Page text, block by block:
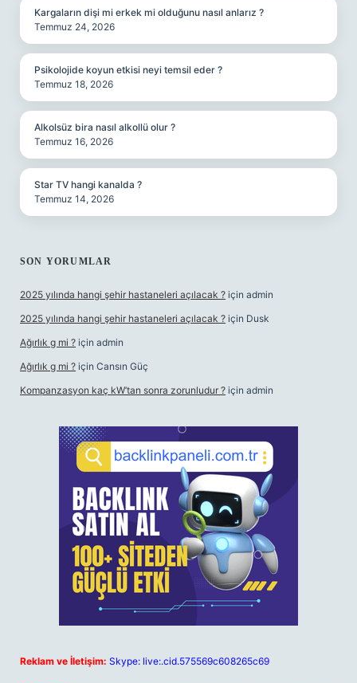
Kargaların dişi mi erkek mi olduğunu nasıl anlarız ?
Temmuz 24, 2026
Psikolojide koyun etkisi neyi temsil eder ?
Temmuz 18, 2026
Alkolsüz bira nasıl alkollü olur ?
Temmuz 16, 2026
Star TV hangi kanalda ?
Temmuz 14, 2026
SON YORUMLAR
2025 yılında hangi şehir hastaneleri açılacak ? için admin
2025 yılında hangi şehir hastaneleri açılacak ? için Dusk
Ağırlık g mi ? için admin
Ağırlık g mi ? için Cansın Güç
Kompanzasyon kaç kW’tan sonra zorunludur ? için admin
Reklam ve İletişim: Skype: live:.cid.575569c608265c69